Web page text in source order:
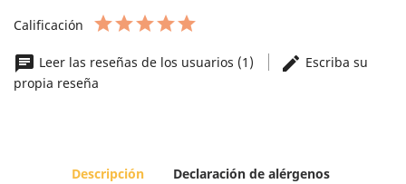
Calificación
chat Leer las reseñas de los usuarios (1) edit Escriba su
propia reseña
Descripción Declaración de alérgenos